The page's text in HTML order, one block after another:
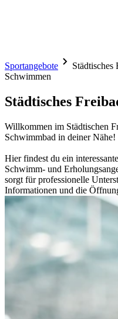
Sportangebote
Städtisches
Schwimmen
Städtisches
Willkommen im Städtischen
Schwimmbad in deiner Nähe!
Hier findest du ein
Schwimm- und
sorgt für professionelle
Informationen und die